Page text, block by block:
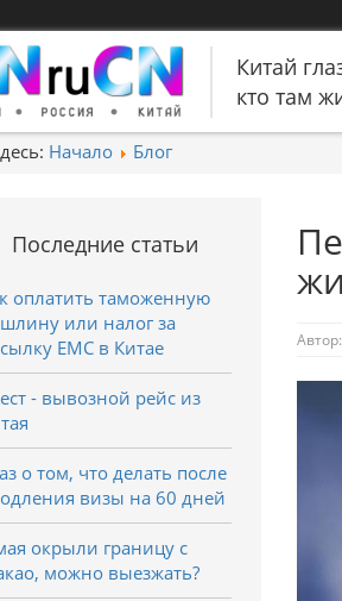
Китай
кто там
Начало Блог
Автор:
Последние статьи
оплатить таможенную
или налог за
EMC в Китае
- вывозной рейс из
о том, что делать после
визы на 60 дней
окрыли границу с
можно выезжать?